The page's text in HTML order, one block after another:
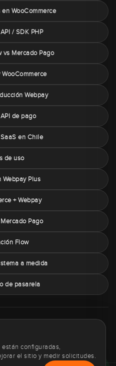
WooCommerce
/ SDK PHP
vs Mercado Pago
Webpay
de pago
en Chile
de uso
Webpay Plus
+ Webpay
Pago
Flow
a medida
de pasarela
configuradas,
el sitio y medir solicitudes.